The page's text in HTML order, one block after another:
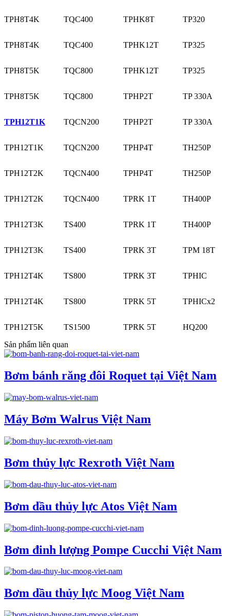
TPH8T4K TQC400 TPHK8T TP320
TPH8T4K TQC400 TPHK12T TP325
TPH8T5K TQC800 TPHK12T TP325
TPH8T5K TQC800 TPHP2T TP 330A
TPH12T1K TQCN200 TPHP2T TP 330A
TPH12T1K TQCN200 TPHP4T TH250P
TPH12T2K TQCN400 TPHP4T TH250P
TPH12T2K TQCN400 TPRK 1T TH400P
TPH12T3K TS400 TPRK 1T TH400P
TPH12T3K TS400 TPRK 3T TPM 18T
TPH12T4K TS800 TPRK 3T TPHIC
TPH12T4K TS800 TPRK 5T TPHICx2
TPH12T5K TS1500 TPRK 5T
HQ200
Sản phẩm liên quan
Bơm bánh răng đôi Roquet tại Việt Nam
Máy Bơm Walrus Việt Nam
Bơm thủy lực Rexroth Việt Nam
Bơm dầu thủy lực Atos Việt Nam
Bơm đinh lượng Pompe Cucchi Việt Nam
Bơm dầu thủy lực Moog Việt Nam